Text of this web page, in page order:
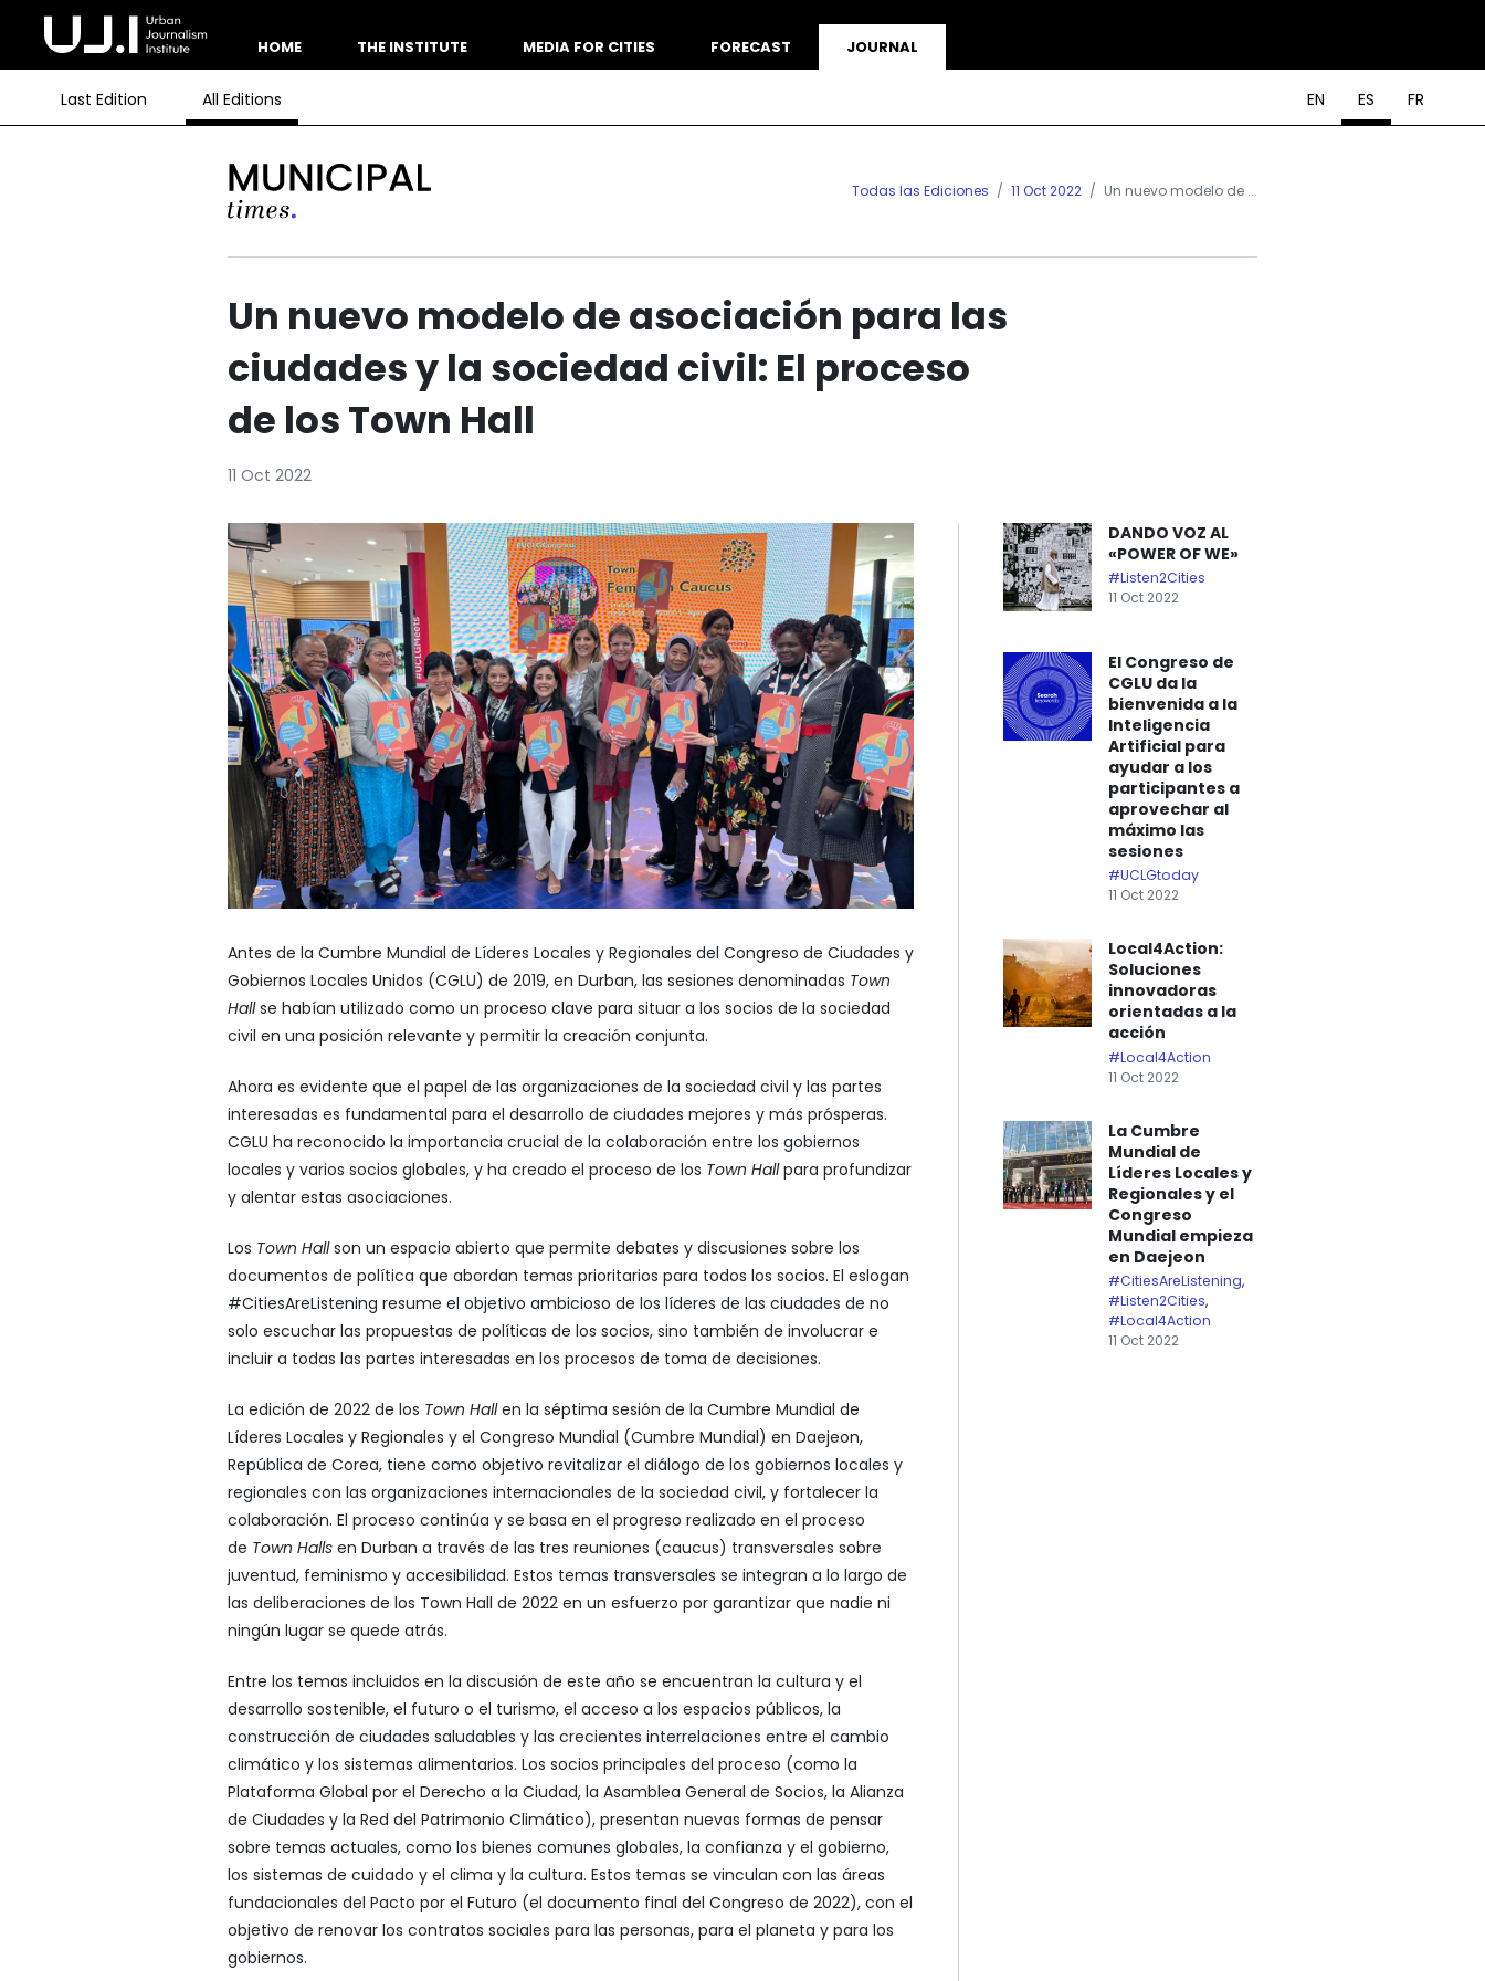
HOME THE INSTITUTE MEDIA FOR CITIES FORECAST JOURNAL
Last Edition All Editions EN ES FR
Todas las Ediciones 11 Oct 2022 Un nuevo modelo de ...
Un nuevo modelo de asociación para las
ciudades y la sociedad civil: El proceso
de los Town Hall
11 Oct 2022
Antes de la Cumbre Mundial de Líderes Locales y Regionales del Congreso de Ciudades y
Gobiernos Locales Unidos (CGLU) de 2019, en Durban, las sesiones denominadas Town
Hallse habían utilizado como un proceso clave para situar a los socios de la sociedad
civil en una posición relevante y permitir la creación conjunta.
Ahora es evidente que el papel de las organizaciones de la sociedad civil y las partes
interesadas es fundamental para el desarrollo de ciudades mejores y más prósperas.
CGLU ha reconocido la importancia crucial de la colaboración entre los gobiernos
locales y varios socios globales, y ha creado el proceso de los Town Hallpara profundizar
y alentar estas asociaciones.
Los Town Hallson un espacio abierto que permite debates y discusiones sobre los
documentos de política que abordan temas prioritarios para todos los socios. El eslogan
#CitiesAreListening resume el objetivo ambicioso de los líderes de las ciudades de no
solo escuchar las propuestas de políticas de los socios, sino también de involucrar e
incluir a todas las partes interesadas en los procesos de toma de decisiones.
La edición de 2022 de los Town Hallen la séptima sesión de la Cumbre Mundial de
Líderes Locales y Regionales y el Congreso Mundial (Cumbre Mundial) en Daejeon,
República de Corea, tiene como objetivo revitalizar el diálogo de los gobiernos locales y
regionales con las organizaciones internacionales de la sociedad civil, y fortalecer la
colaboración. El proceso continúa y se basa en el progreso realizado en el proceso
de Town Halls en Durban a través de las tres reuniones (caucus) transversales sobre
juventud, feminismo y accesibilidad. Estos temas transversales se integran a lo largo de
las deliberaciones de los Town Hall de 2022 en un esfuerzo por garantizar que nadie ni
ningún lugar se quede atrás.
Entre los temas incluidos en la discusión de este año se encuentran la cultura y el
desarrollo sostenible, el futuro o el turismo, el acceso a los espacios públicos, la
construcción de ciudades saludables y las crecientes interrelaciones entre el cambio
climático y los sistemas alimentarios. Los socios principales del proceso (como la
Plataforma Global por el Derecho a la Ciudad, la Asamblea General de Socios, la Alianza
de Ciudades y la Red del Patrimonio Climático), presentan nuevas formas de pensar
sobre temas actuales, como los bienes comunes globales, la confianza y el gobierno,
los sistemas de cuidado y el clima y la cultura. Estos temas se vinculan con las áreas
fundacionales del Pacto por el Futuro (el documento final del Congreso de 2022), con el
objetivo de renovar los contratos sociales para las personas, para el planeta y para los
gobiernos.
DANDO VOZ AL
«POWER OF WE»
#Listen2Cities
11 Oct 2022
El Congreso de
CGLU da la
bienvenida a la
Inteligencia
Artificial para
ayudar a los
participantes a
aprovechar al
máximo las
sesiones
#UCLGtoday
11 Oct 2022
Local4Action:
Soluciones
innovadoras
orientadas a la
acción
#Local4Action
11 Oct 2022
La Cumbre
Mundial de
Líderes Locales y
Regionales y el
Congreso
Mundial empieza
en Daejeon
#CitiesAreListening,
#Listen2Cities,
#Local4Action
11 Oct 2022